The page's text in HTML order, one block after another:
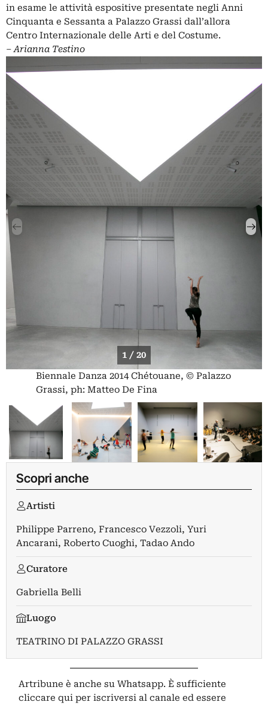
in esame le attività espositive presentate negli Anni
Cinquanta e Sessanta a Palazzo Grassi dall’allora
Centro Internazionale delle Arti e del Costume.
‒Arianna Testino
1 / 20
Biennale Danza 2014 Chétouane, © Palazzo
Grassi, ph: Matteo De Fina
Scopri anche
Artisti
Philippe Parreno, Francesco Vezzoli, Yuri
Ancarani, Roberto Cuoghi, Tadao Ando
Curatore
Gabriella Belli
Luogo
TEATRINO DI PALAZZO GRASSI
Artribune è anche su Whatsapp. È sufficiente
cliccare qui per iscriversi al canale ed essere